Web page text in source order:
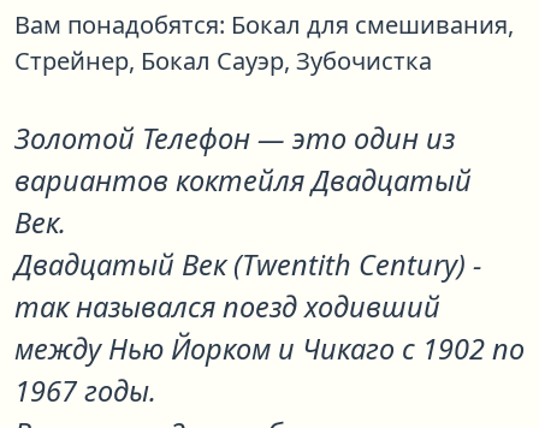
Вам понадобятся: Бокал для смешивания,
Стрейнер, Бокал Сауэр, Зубочистка
Золотой Телефон— это один из
вариантов коктейляДвадцатый
Век.
Двадцатый Век (Twentith Century) -
так назывался поезд ходивший
между Нью Йорком и Чикаго с 1902 по
1967 годы.